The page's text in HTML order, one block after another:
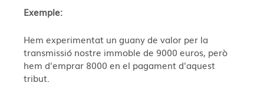
Exemple:
Hem experimentat un guany de valor per la
transmissió nostre immoble de 9000 euros, però
hem d'emprar 8000 en el pagament d'aquest
tribut.